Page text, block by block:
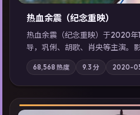
热血余震（纪念重映）
热血余震（纪念重映）于2020年
导，巩俐、胡歌、肖央等主演。
的执念在暴风雨夜正面相撞；摄
可通过「国产免费观看高清电视
佳作，畅享高清在线追剧体验。
68,568 热度 9.3 分 2020-